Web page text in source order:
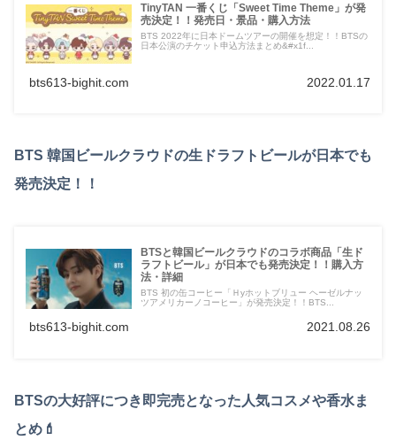
TinyTAN 一番くじ「Sweet Time Theme」が発
売決定！！発売日・景品・購入方法
BTS 2022年に日本ドームツアーの開催を想定！！BTSの
日本公演のチケット申込方法まとめ&#x1f...
bts613-bighit.com 2022.01.17
BTS 韓国ビールクラウドの生ドラフトビールが日本でも
発売決定！！
BTSと韓国ビールクラウドのコラボ商品「生ド
ラフトビール」が日本でも発売決定！！購入方
法・詳細
BTS 初の缶コーヒー「Ｈyホットブリュー ヘーゼルナッ
ツアメリカーノコーヒー」が発売決定！！BTS...
bts613-bighit.com 2021.08.26
BTSの大好評につき即完売となった人気コスメや香水ま
とめ💄